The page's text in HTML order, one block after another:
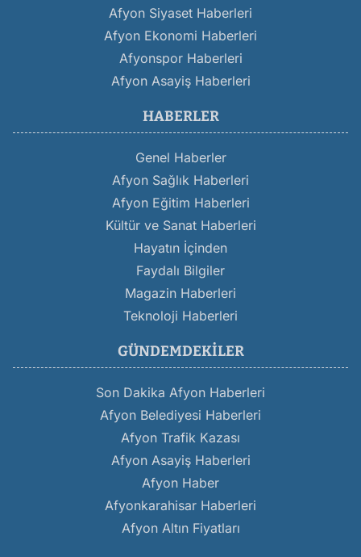
Afyon Siyaset Haberleri
Afyon Ekonomi Haberleri
Afyonspor Haberleri
Afyon Asayiş Haberleri
HABERLER
Genel Haberler
Afyon Sağlık Haberleri
Afyon Eğitim Haberleri
Kültür ve Sanat Haberleri
Hayatın İçinden
Faydalı Bilgiler
Magazin Haberleri
Teknoloji Haberleri
GÜNDEMDEKILER
Son Dakika Afyon Haberleri
Afyon Belediyesi Haberleri
Afyon Trafik Kazası
Afyon Asayiş Haberleri
Afyon Haber
Afyonkarahisar Haberleri
Afyon Altın Fiyatları